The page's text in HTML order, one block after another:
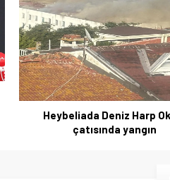
Haber İçeriği İçin Analizli
Özgünleştirilmiş Metin